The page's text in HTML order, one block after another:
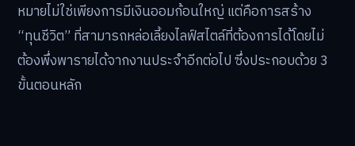
หมายไม่ใช่เพียงการมีเงินออมก้อนใหญ่ แต่คือการสร้าง
“ทุนชีวิต” ที่สามารถหล่อเลี้ยงไลฟ์สไตล์ที่ต้องการได้โดยไม่
ต้องพึ่งพารายได้จากงานประจำอีกต่อไป ซึ่งประกอบด้วย 3
ขั้นตอนหลัก